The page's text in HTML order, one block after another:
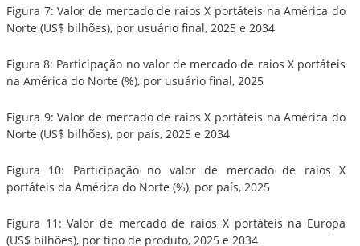
Figura 7: Valor de mercado de raios X portáteis na América do
Norte (US$ bilhões), por usuário final, 2025 e 2034
Figura 8: Participação no valor de mercado de raios X portáteis
na América do Norte (%), por usuário final, 2025
Figura 9: Valor de mercado de raios X portáteis na América do
Norte (US$ bilhões), por país, 2025 e 2034
Figura 10: Participação no valor de mercado de raios X
portáteis da América do Norte (%), por país, 2025
Figura 11: Valor de mercado de raios X portáteis na Europa
(US$ bilhões), por tipo de produto, 2025 e 2034